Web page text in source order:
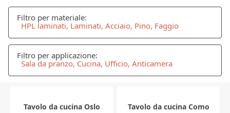
Filtro per materiale:
HPL laminati, Laminati, Acciaio, Pino, Faggio
Filtro per applicazione:
Sala da pranzo, Cucina, Ufficio, Anticamera
Tavolo da cucina Oslo Tavolo da cucina Como